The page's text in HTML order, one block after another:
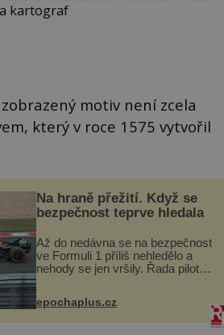
kartograf
motiv není zcela
který v roce 1575 vytvořil
Na hraně přežití. Když se
bezpečnost teprve hledala
Až do nedávna se na bezpečnost
ve Formuli 1 příliš nehledělo a
nehody se jen vršily. Řada pilotů
i ztrátou života. Dnes
nepochopiteln...
epochaplus.cz